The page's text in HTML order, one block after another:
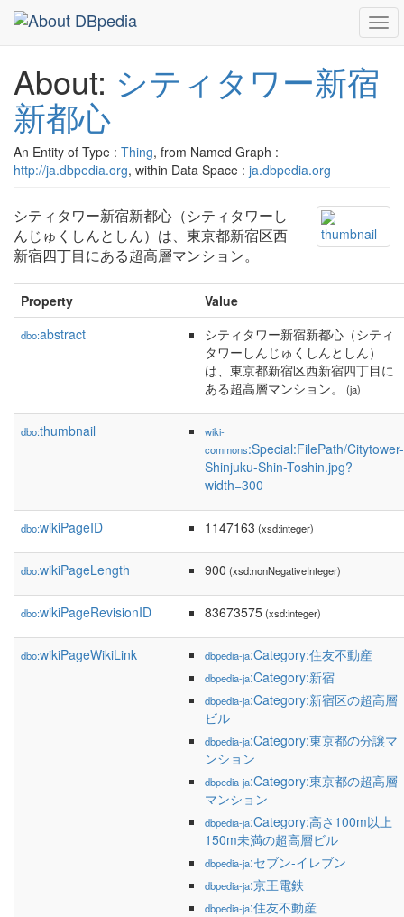
About: シティタワー新宿
新都心
An Entity of Type : Thing, from Named Graph :
http://ja.dbpedia.org, within Data Space : ja.dbpedia.org
シティタワー新宿新都心（シティタワーし
んじゅくしんとしん）は、東京都新宿区西
新宿四丁目にある超高層マンション。
Property Value
dbo:abstract
シティタワー新宿新都心（シティ
タワーしんじゅくしんとしん）
は、東京都新宿区西新宿四丁目に
ある超高層マンション。
(ja)
dbo:thumbnail
wiki-
commons:Special:FilePath/Citytower-
Shinjuku-Shin-Toshin.jpg?
width=300
dbo:wikiPageID 1147163 (xsd:integer)
dbo:wikiPageLength 900 (xsd:nonNegativeInteger)
dbo:wikiPageRevisionID 83673575(xsd:integer)
dbo:wikiPageWikiLink dbpedia-ja:Category:住友不動産
dbpedia-ja:Category:新宿
dbpedia-ja:Category:新宿区の超高層
ビル
dbpedia-ja:Category:東京都の分譲マ
ンション
dbpedia-ja:Category:東京都の超高層
マンション
dbpedia-ja:Category:高さ100m以上
150m未満の超高層ビル
dbpedia-ja:セブン-イレブン
dbpedia-ja:京王電鉄
dbpedia-ja:住友不動産